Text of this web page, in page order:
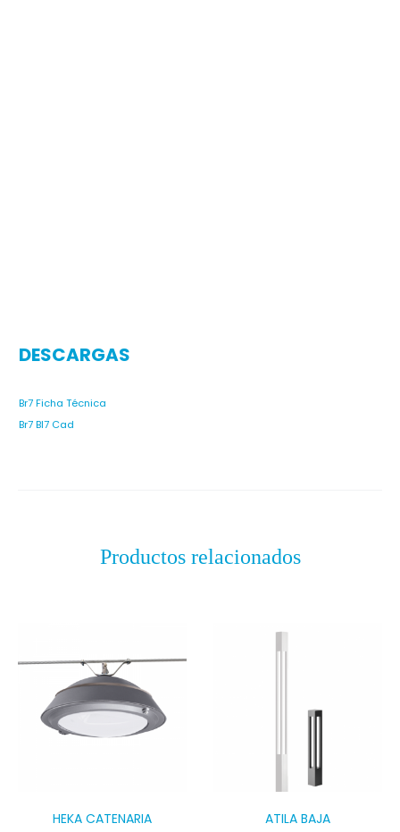
DESCARGAS
Br7 Ficha Técnica
Br7 Bl7 Cad
Productos relacionados
HEKA CATENARIA ATILA BAJA